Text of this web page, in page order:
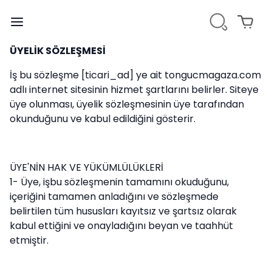
ÜYELİK SÖZLEŞMESİ
İş bu sözleşme [ticari_ad] ye ait tongucmagaza.com
adlı internet sitesinin hizmet şartlarını belirler. Siteye
üye olunması, üyelik sözleşmesinin üye tarafından
okunduğunu ve kabul edildiğini gösterir.
ÜYE'NİN HAK VE YÜKÜMLÜLÜKLERİ
1- Üye, işbu sözleşmenin tamamını okuduğunu,
içeriğini tamamen anladığını ve sözleşmede
belirtilen tüm hususları kayıtsız ve şartsız olarak
kabul ettiğini ve onayladığını beyan ve taahhüt
etmiştir.